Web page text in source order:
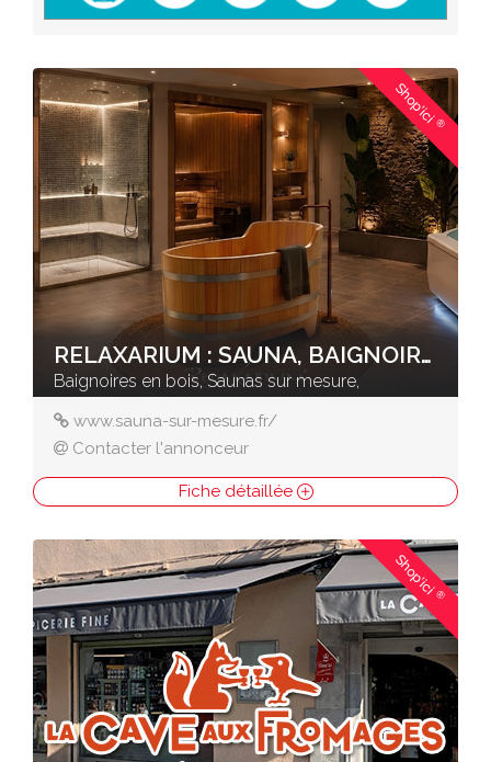
Shop'ici®
RELAXARIUM : SAUNA, BAIGNOIRES EN BOIS
Baignoires en bois, Saunas sur mesure,
www.sauna-sur-mesure.fr/
Contacter l'annonceur
Fiche détaillée
Shop'ici®